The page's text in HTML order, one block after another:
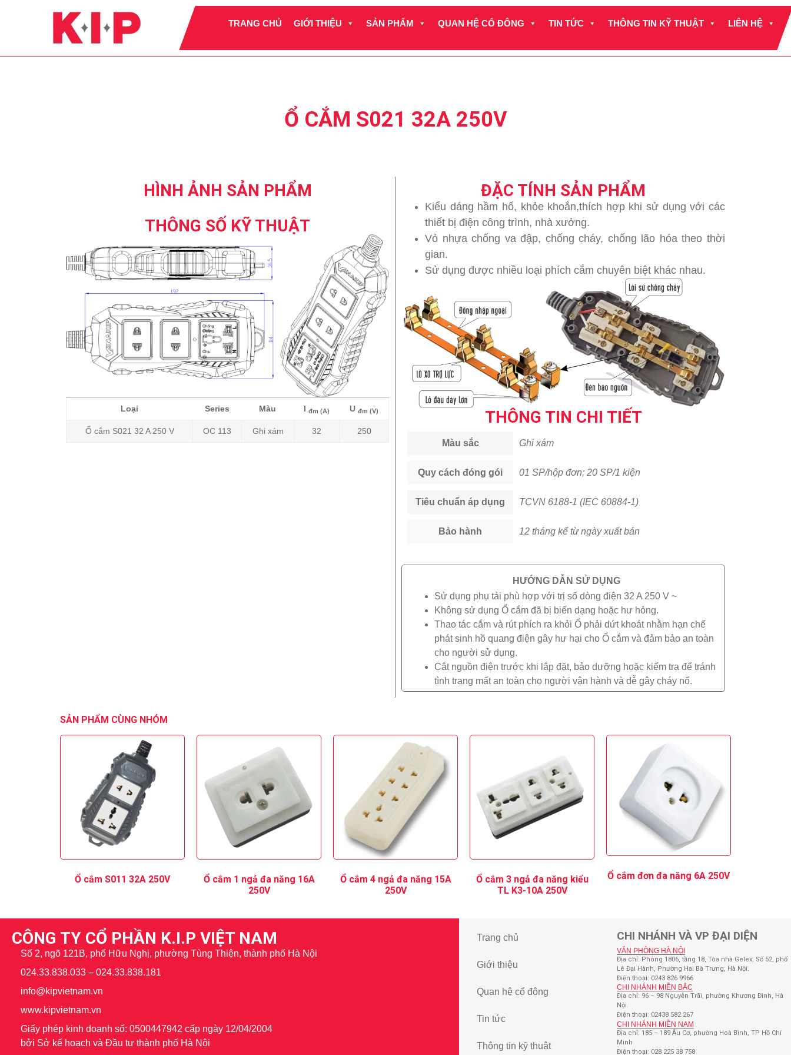
TRANG CHỦ GIỚI THIỆU SẢN PHẨM QUAN HỆ CỔ ĐÔNG TIN TỨC THÔNG TIN KỸ THUẬT LIÊN HỆ
Ổ CẮM S021 32A 250V
HÌNH ẢNH SẢN PHẨM
THÔNG SỐ KỸ THUẬT
Loại Series Màu I đm (A) U đm (V)
Ổ cắm S021 32 A 250 V OC 113 Ghi xám 32 250
ĐẶC TÍNH SẢN PHẨM
Kiểu dáng hầm hố, khỏe khoắn,thích hợp khi sử dụng với các
thiết bị điện công trình, nhà xưởng.
Vỏ nhựa chống va đập, chống cháy, chống lão hóa theo thời
gian.
Sử dụng được nhiều loại phích cắm chuyên biệt khác nhau.
THÔNG TIN CHI TIẾT
Màu sắc Ghi xám
Quy cách đóng gói 01 SP/hộp đơn; 20 SP/1 kiện
Tiêu chuẩn áp dụng TCVN 6188-1 (IEC 60884-1)
Bảo hành 12 tháng kể từ ngày xuất bán
HƯỚNG DẪN SỬ DỤNG
Sử dụng phụ tải phù hợp với trị số dòng điện 32 A 250 V ~
Không sử dụng Ổ cắm đã bị biến dạng hoặc hư hỏng.
Thao tác cắm và rút phích ra khỏi Ổ phải dứt khoát nhằm hạn chế
phát sinh hồ quang điện gây hư hại cho Ổ cắm và đảm bảo an toàn
cho người sử dụng.
Cắt nguồn điện trước khi lắp đặt, bảo dưỡng hoặc kiểm tra để tránh
tình trạng mất an toàn cho người vận hành và dễ gây cháy nổ.
SẢN PHẨM CÙNG NHÓM
Ổ cắm S011 32A 250V
Ổ cắm 1 ngả đa năng 16A
250V
Ổ cắm 4 ngả đa năng 15A
250V
Ổ cắm 3 ngả đa năng kiểu
TL K3-10A 250V
Ổ cắm đơn đa năng 6A 250V
CÔNG TY CỔ PHẦN K.I.P VIỆT NAM
Số 2, ngõ 121B, phố Hữu Nghị, phường Tùng Thiện, thành phố Hà Nội
024.33.838.033 – 024.33.838.181
info@kipvietnam.vn
www.kipvietnam.vn
Giấy phép kinh doanh số: 0500447942 cấp ngày 12/04/2004
bởi Sở kế hoạch và Đầu tư thành phố Hà Nội
Trang chủ
Giới thiệu
Quan hệ cổ đông
Tin tức
Thông tin kỹ thuật
CHI NHÁNH VÀ VP ĐẠI DIỆN
VĂN PHÒNG HÀ NỘI
Địa chỉ: Phòng 1806, tầng 18, Tòa nhà Gelex, Số 52, phố
Lê Đại Hành, Phường Hai Bà Trưng, Hà Nội.
Điện thoại: 0243 826 9966
CHI NHÁNH MIỀN BẮC
Địa chỉ: 96 – 98 Nguyễn Trãi, phường Khương Đình, Hà
Nội.
Điện thoại: 02438 582 267
CHI NHÁNH MIỀN NAM
Địa chỉ: 185 – 189 Âu Cơ, phường Hoà Bình, TP Hồ Chí
Minh
Điện thoại: 028 225 38 758